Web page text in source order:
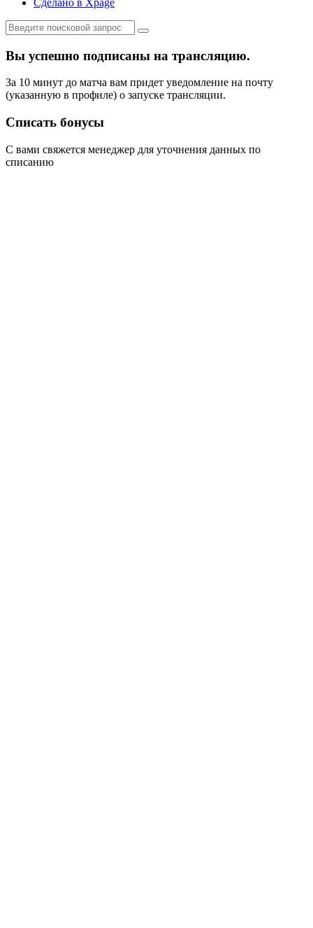
Вы успешно подписаны на трансляцию.
За 10 минут до матча вам придет уведомление на почту
(указанную в профиле) о запуске трансляции.
Списать бонусы
С вами свяжется менеджер для уточнения данных по
списанию